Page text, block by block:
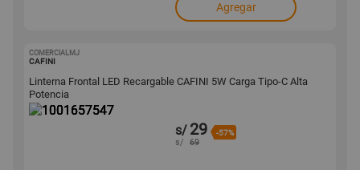
Agregar
COMERCIALMJ
CAFINI
Linterna Frontal LED Recargable CAFINI 5W Carga Tipo-C Alta
Potencia
s/ 29 -57%
s/ 69